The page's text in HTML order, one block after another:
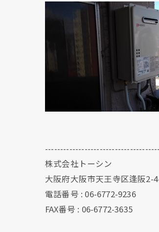
株式会社トーシン
大阪府大阪市天王寺区逢阪2-
電話番号 : 06-6772-9236
FAX番号 : 06-6772-3635